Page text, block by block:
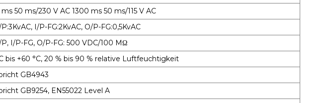
50 ms/230 V AC 1300 ms 50 ms/115 V AC
I/P-FG:2KvAC, O/P-FG:0,5KvAC
I/P-FG, O/P-FG: 500 VDC/100 MΩ
bis +60 °C, 20 % bis 90 % relative Luftfeuchtigkeit
GB4943
GB9254, EN55022 Level A